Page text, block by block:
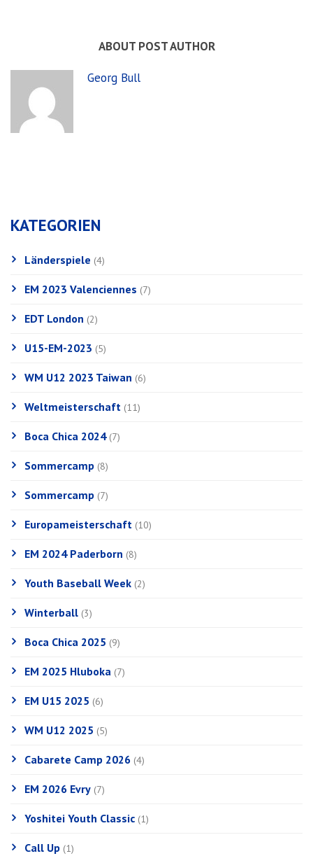
ABOUT POST AUTHOR
Georg Bull
KATEGORIEN
Länderspiele (4)
EM 2023 Valenciennes (7)
EDT London (2)
U15-EM-2023 (5)
WM U12 2023 Taiwan (6)
Weltmeisterschaft (11)
Boca Chica 2024(7)
Sommercamp (8)
Sommercamp (7)
Europameisterschaft (10)
EM 2024 Paderborn (8)
Youth Baseball Week (2)
Winterball (3)
Boca Chica 2025 (9)
EM 2025 Hluboka (7)
EM U15 2025 (6)
WM U12 2025 (5)
Cabarete Camp 2026 (4)
EM 2026 Evry (7)
Yoshitei Youth Classic (1)
Call Up (1)